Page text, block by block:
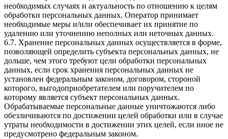
необходимых случаях и актуальность по отношению к целям
обработки персональных данных. Оператор принимает
необходимые меры и/или обеспечивает их принятие по
удалению или уточнению неполных или неточных данных.
6.7. Хранение персональных данных осуществляется в форме,
позволяющей определить субъекта персональных данных, не
дольше, чем этого требуют цели обработки персональных
данных, если срок хранения персональных данных не
установлен федеральным законом, договором, стороной
которого, выгодоприобретателем или поручителем по
которому является субъект персональных данных.
Обрабатываемые персональные данные уничтожаются либо
обезличиваются по достижении целей обработки или в случае
утраты необходимости в достижении этих целей, если иное не
предусмотрено федеральным законом.